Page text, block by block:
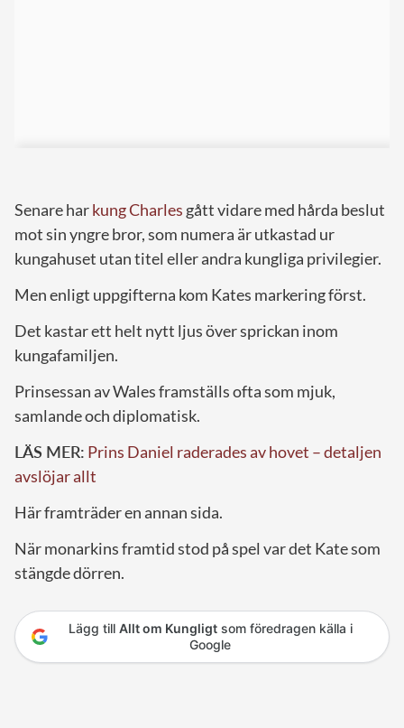
Senare harkung Charles gått vidare med hårda beslut
mot sin yngre bror, som numera är utkastad ur
kungahuset utan titel eller andra kungliga privilegier.
Men enligt uppgifterna kom Kates markering först.
Det kastar ett helt nytt ljus över sprickan inom
kungafamiljen.
Prinsessan av Wales framställs ofta som mjuk,
samlande och diplomatisk.
LÄS MER: Prins Daniel raderades av hovet – detaljen
avslöjar allt
Här framträder en annan sida.
När monarkins framtid stod på spel var det Kate som
stängde dörren.
Lägg till Allt om Kungligtsom föredragen källa i
Google